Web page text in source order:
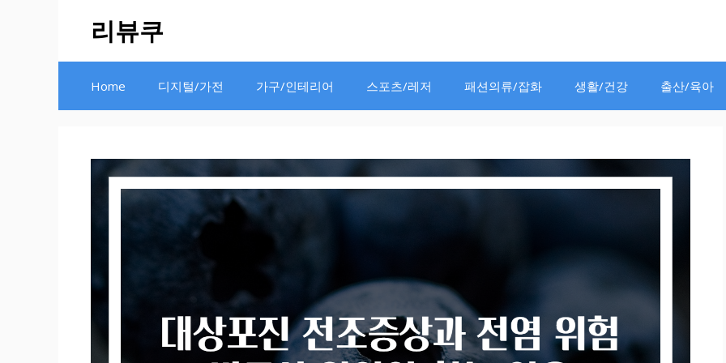
리뷰쿠
Home 디지털/가전 가구/인테리어 스포츠/레저 패션의류/잡화 생활/건강 출산/육아